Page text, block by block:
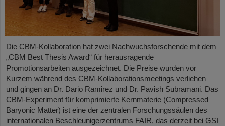
Die CBM-Kollaboration hat zwei Nachwuchsforschende mit dem
„CBM Best Thesis Award“ für herausragende
Promotionsarbeiten ausgezeichnet. Die Preise wurden vor
Kurzem während des CBM-Kollaborationsmeetings verliehen
und gingen an Dr. Dario Ramirez und Dr. Pavish Subramani. Das
CBM-Experiment für komprimierte Kernmaterie (Compressed
Baryonic Matter) ist eine der zentralen Forschungssäulen des
internationalen Beschleunigerzentrums FAIR, das derzeit bei GSI